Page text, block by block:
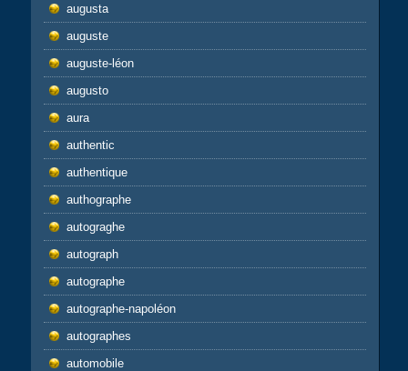
augusta
auguste
auguste-léon
augusto
aura
authentic
authentique
authographe
autograghe
autograph
autographe
autographe-napoléon
autographes
automobile